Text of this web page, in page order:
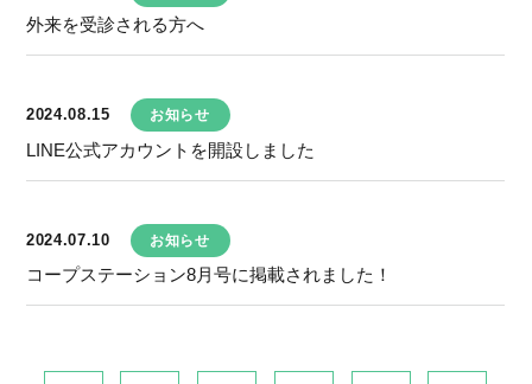
外来を受診される方へ
2024.08.15 お知らせ
LINE公式アカウントを開設しました
2024.07.10 お知らせ
コープステーション8月号に掲載されました！